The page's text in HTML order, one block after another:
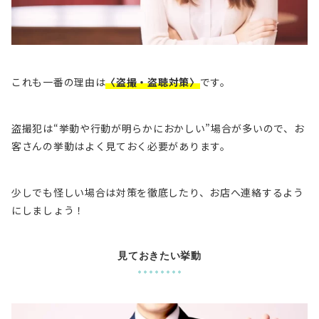
これも一番の理由は〈盗撮・盗聴対策〉です。
盗撮犯は“挙動や行動が明らかにおかしい”場合が多いので、お
客さんの挙動はよく見ておく必要があります。
少しでも怪しい場合は対策を徹底したり、お店へ連絡するよう
にしましょう！
見ておきたい挙動